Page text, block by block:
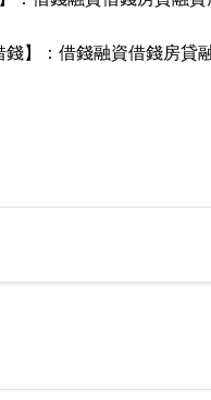
錢】：借錢融資借錢房貸